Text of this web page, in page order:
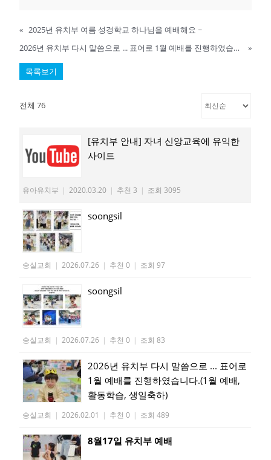
« 2025년 유치부 여름 성경학교 하나님을 예배해요 ~
2026년 유치부 다시 말씀으로 ... 표어로 1월 예배를 진행하였습니다.(1월 예배, 활동학습, 생일축하)
»
목록보기
전체 76
[유치부 안내] 자녀 신앙교육에 유익한
사이트
유아유치부 | 2020.03.20 | 추천 3 | 조회 3095
soongsil
숭실교회 | 2026.07.26 | 추천 0 | 조회 97
soongsil
숭실교회 | 2026.07.26 | 추천 0 | 조회 83
2026년 유치부 다시 말씀으로 ... 표어로
1월 예배를 진행하였습니다.(1월 예배,
활동학습, 생일축하)
숭실교회 | 2026.02.01 | 추천 0 | 조회 489
8월17일 유치부 예배